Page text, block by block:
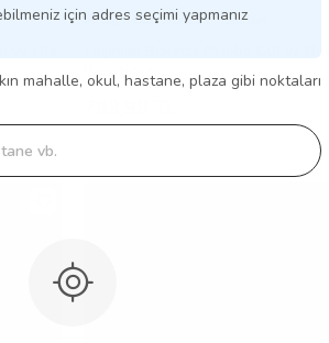
için adres seçimi yapmanız
mahalle, okul, hastane, plaza gibi noktaları
Lila
Aynı Gün Ücretsiz Teslimat
Papatyalar